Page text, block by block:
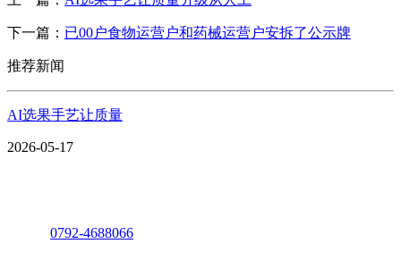
下一篇： 已00户食物运营户和药械运营户安拆了公示牌
推荐新闻
AI选果手艺让质量
2026-05-17
0792-4688066